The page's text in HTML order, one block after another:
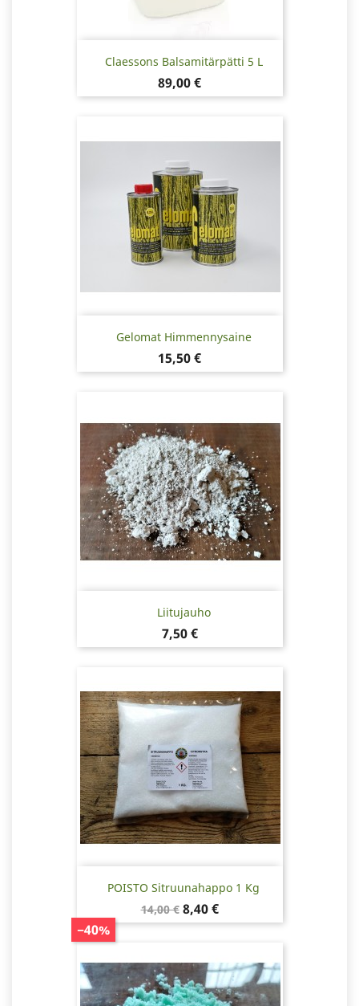
Claessons Balsamitärpätti 5 L
Hinta
89,00 €
Gelomat Himmennysaine
Hinta
15,50 €
Liitujauho
Hinta
7,50 €
POISTO Sitruunahappo 1 Kg
Normaalihinta
14,00 €
−40%
Hinta
8,40 €